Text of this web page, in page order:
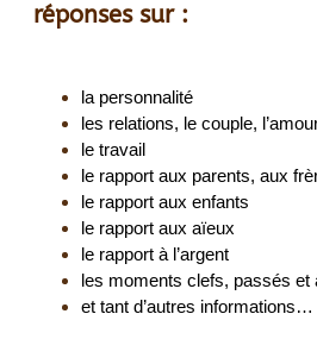
réponses sur :
la personnalité
les relations, le couple,
le travail
le rapport aux parents, aux
le rapport aux enfants
le rapport aux aïeux
le rapport à l’argent
les moments clefs, passés et
et tant d’autres informations…